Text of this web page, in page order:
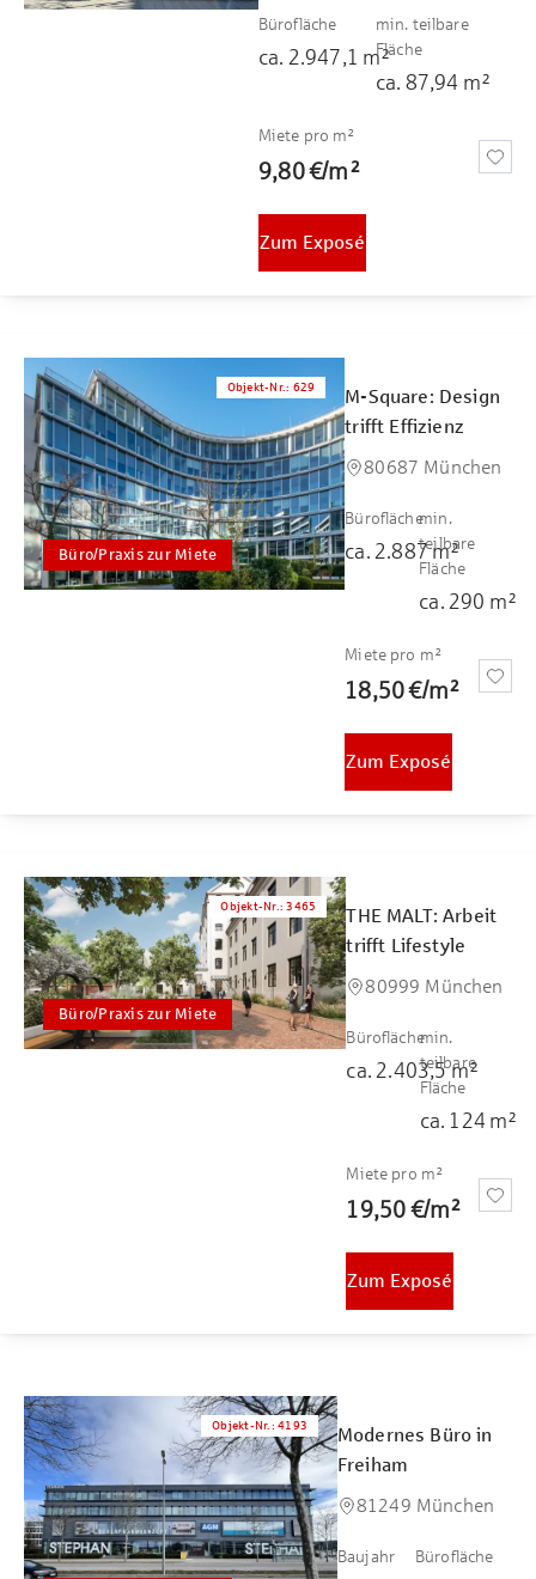
Bürofläche
ca. 2.947,1 m²
min. teilbare
Fläche
ca. 87,94 m²
Miete pro m²
9,80 €/m²
Zum Exposé
Büro/Praxis zur Miete
Objekt-Nr.: 629
M-Square: Design
trifft Effizienz
80687 München
Bürofläche
ca. 2.887m²
min.
teilbare
Fläche
ca. 290 m²
Miete pro m²
18,50 €/m²
Zum Exposé
Büro/Praxis zur Miete
Objekt-Nr. :3465
THE MALT: Arbeit
trifft Lifestyle
80999 München
Bürofläche
ca. 2.403,5m²
min.
teilbare
Fläche
ca. 124 m²
Miete pro m²
19,50 €/m²
Zum Exposé
Objekt-Nr. : 4193
Modernes Büro in
Freiham
81249 München
Baujahr Bürofläche